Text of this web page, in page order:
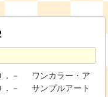
．－ ワンカラー・ア
．－ サンプルアート